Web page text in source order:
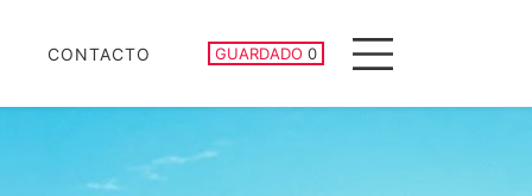
CONTACTO GUARDADO 0
PROPIEDADES GUARDADAS
Menu